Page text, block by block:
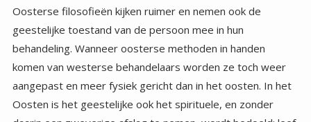
Oosterse filosofieën kijken ruimer en nemen ook de
geestelijke toestand van de persoon mee in hun
behandeling. Wanneer oosterse methoden in handen
komen van westerse behandelaars worden ze toch weer
aangepast en meer fysiek gericht dan in het oosten. In het
Oosten is het geestelijke ook het spirituele, en zonder
daarin een zweverige afslag te nemen, wordt bedoeld: leef
je naar jouw waarden, naar jouw visie, naar jouw
bestemming, leef je jouw leven? Of laat je je leven door de